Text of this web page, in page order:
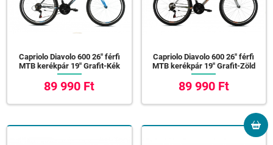
Capriolo Diavolo 600 26" férfi
MTB kerékpár 19" Grafit-Kék
89 990 Ft
Capriolo Diavolo 600 26" férfi
MTB kerékpár 19" Grafit-Zöld
89 990 Ft